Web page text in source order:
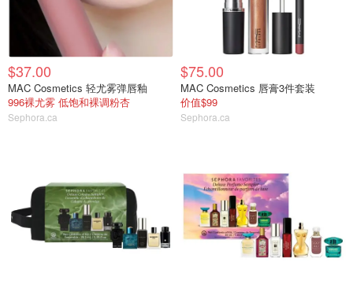
$37.00
MAC Cosmetics 轻尤雾弹唇釉
996裸尤雾 低饱和裸调粉杏
Sephora.ca
$75.00
MAC Cosmetics 唇膏3件套装
价值$99
Sephora.ca